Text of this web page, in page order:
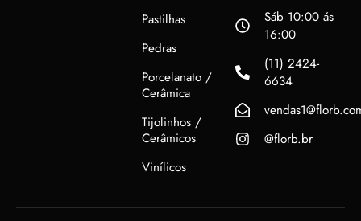
Pastilhas
Pedras
Porcelanato /
Cerâmica
Tijolinhos /
Cerâmicos
Vinílicos
Sáb 10:00 ás
16:00
(11) 2424-
6634
@florb.br